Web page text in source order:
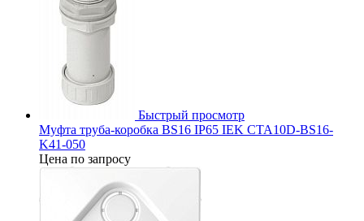
Быстрый просмотр
Муфта труба-коробка BS16 IP65 IEK CTA10D-BS16-
K41-050
Цена по запросу